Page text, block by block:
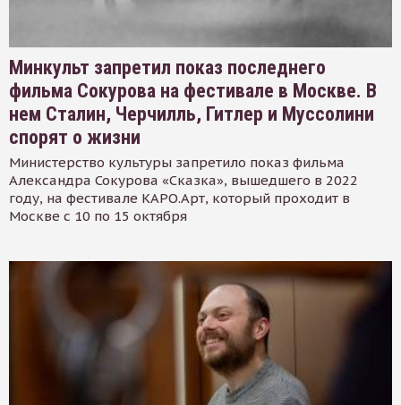
Минкульт запретил показ последнего
фильма Сокурова на фестивале в Москве. В
нем Сталин, Черчилль, Гитлер и Муссолини
спорят о жизни
Министерство культуры запретило показ фильма
Александра Сокурова «Сказка», вышедшего в 2022
году, на фестивале КАРО.Арт, который проходит в
Москве с 10 по 15 октября